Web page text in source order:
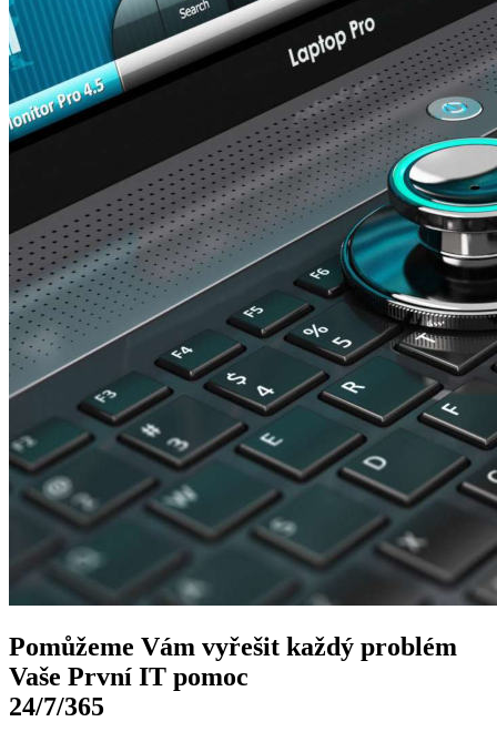
Pomůžeme Vámvyřešit každý problém
Vaše PrvníIT pomoc
24/7/365